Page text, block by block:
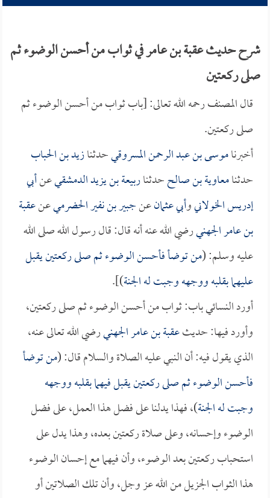
شرح حديث عقبة بن عامر في ثواب من أحسن الوضوء ثم
صلى ركعتين
قال المصنف رحمه الله تعالى: [باب ثواب من أحسن الوضوء ثم
صلى ركعتين.
أخبرناموسى بن عبد الرحمن المسروقيحدثنازيد بن الحباب
حدثنامعاوية بن صالححدثناربيعة بن يزيد الدمشقيعنأبي
إدريس الخولانيوأبي عثمانعنجبير بن نفير الحضرميعنعقبة
بن عامر الجهنيرضي الله عنه أنه قال: قال رسول الله صلى الله
عليه وسلم: (من توضأ فأحسن الوضوء ثم صلى ركعتين يقبل
عليهما بقلبه ووجهه وجبت له الجنة)].
أورد النسائي باب: ثواب من أحسن الوضوء ثم صلى ركعتين،
وأورد فيها: حديثعقبة بن عامر الجهنيرضي الله تعالى عنه،
الذي يقول فيه: أن النبي عليه الصلاة والسلام قال: (من توضأ
فأحسن الوضوء ثم صلى ركعتين يقبل فيهما بقلبه ووجهه
وجبت له الجنة)، فهذا يدلنا على فضل هذا العمل، على فضل
الوضوء وإحسانه، وعلى صلاة ركعتين بعده، وهذا يدل على
استحباب ركعتين بعد الوضوء، وأن فيهما مع إحسان الوضوء
هذا الثواب الجزيل من الله عز وجل، وأن تلك الصلاتين أو